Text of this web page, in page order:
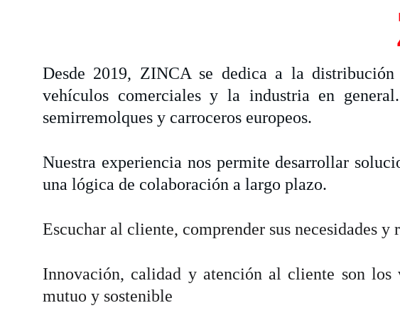
Desde 2019, ZINCA se dedica a la
vehículos comerciales y la industria en
semirremolques y carroceros europeos.
Nuestra experiencia nos permite desarrollar
una lógica de colaboración a largo plazo.
Escuchar al cliente, comprender sus necesidades
Innovación, calidad y atención al cliente son
mutuo y sostenible